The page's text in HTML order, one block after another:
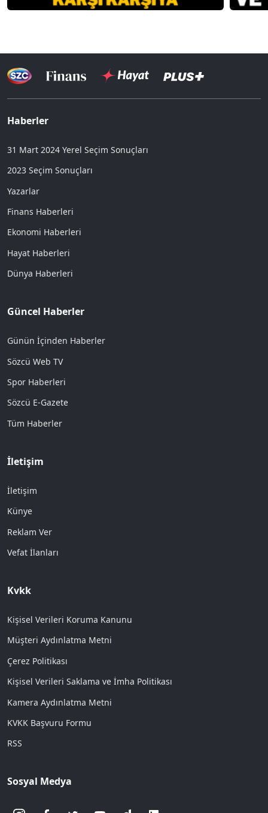
Haberler
31 Mart 2024 Yerel Seçim Sonuçları
2023 Seçim Sonuçları
Yazarlar
Finans Haberleri
Ekonomi Haberleri
Hayat Haberleri
Dünya Haberleri
Güncel Haberler
Günün İçinden Haberler
Sözcü Web TV
Spor Haberleri
Sözcü E-Gazete
Tüm Haberler
İletişim
İletişim
Künye
Reklam Ver
Vefat İlanları
Kvkk
Kişisel Verileri Koruma Kanunu
Müşteri Aydınlatma Metni
Çerez Politikası
Kişisel Verileri Saklama ve İmha Politikası
Kamera Aydınlatma Metni
KVKK Başvuru Formu
RSS
Sosyal Medya